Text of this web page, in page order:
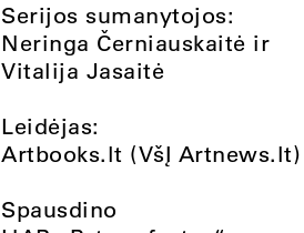
Serijos sumanytojos:
Neringa Černiauskaitė ir
Vitalija Jasaitė
Leidėjas:
Artbooks.lt (VšĮ Artnews.lt)
Spausdino